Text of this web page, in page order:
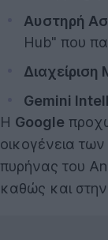
Αυστηρή
Hub" που
Gemini
Η Google
οικογένεια
πυρήνας του
καθώς και